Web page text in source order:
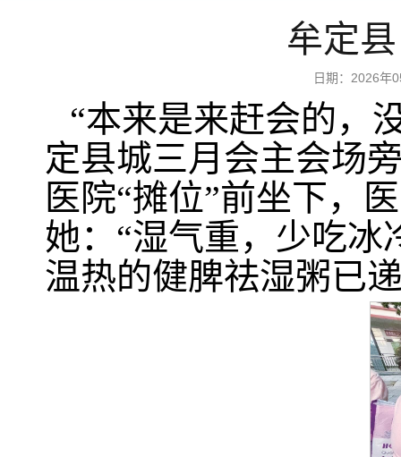
牟定
日期：2026
“本来是来赶会的，
定县城三月会主会场
医院“摊位”前坐下，
她：“湿气重，少吃
温热的健脾祛湿粥已